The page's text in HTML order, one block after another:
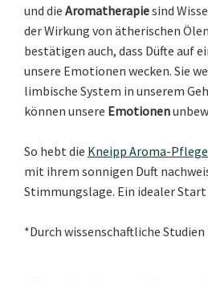
und die Aromatherapiesind
der Wirkung von ätherischen
bestätigen auch, dass Düfte auf
unsere Emotionen wecken. Sie
limbische System in unserem
können unsere Emotionen
So hebt die Kneipp Aroma-
mit ihrem sonnigen Duft
Stimmungslage. Ein idealer Start
*Durch wissenschaftliche